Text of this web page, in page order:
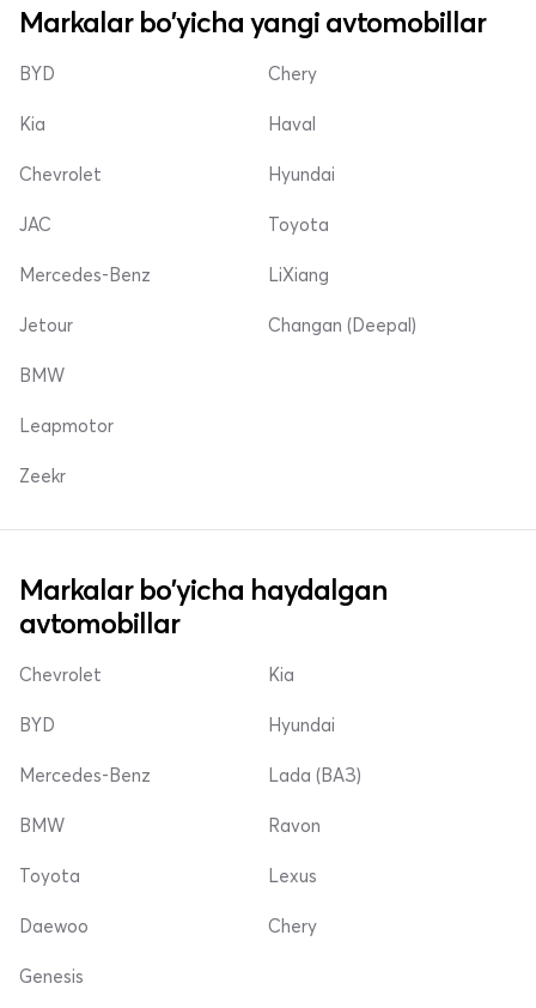
Markalar bo'yicha yangi avtomobillar
BYD
Kia
Chevrolet
Chery
Haval
Hyundai
JAC
Mercedes-Benz
Jetour
Toyota
LiXiang
Changan (Deepal)
BMW
Leapmotor
Zeekr
Markalar bo'yicha haydalgan
avtomobillar
Chevrolet
BYD
Mercedes-Benz
Kia
Hyundai
Lada (ВАЗ)
BMW
Toyota
Daewoo
Ravon
Lexus
Chery
Genesis